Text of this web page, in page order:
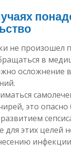
не
в
осложнение
это
для этих целей